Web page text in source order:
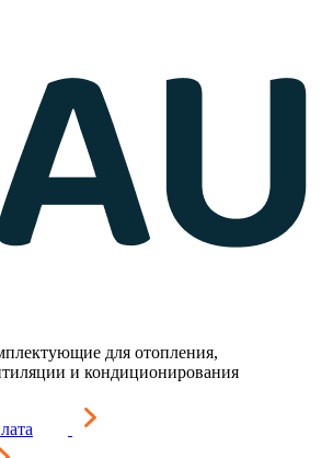
для отопления,
и кондиционирования